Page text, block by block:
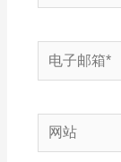
电
子
箱
*
网
站